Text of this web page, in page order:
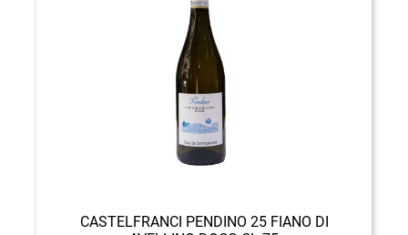
CASTELFRANCI PENDINO 25 FIANO DI